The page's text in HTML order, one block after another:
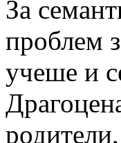
За
проблем
учеше и